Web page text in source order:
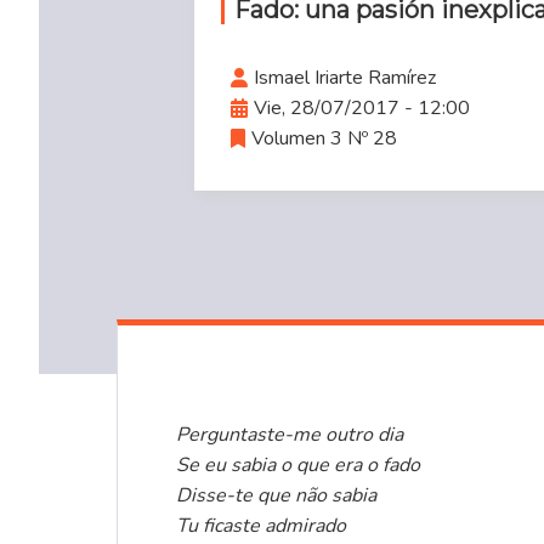
Fado: una pasión
Ismael Iriarte Ramírez
Vie, 28/07/2017 - 12:00
Volumen 3 Nº 28
Perguntaste-me outro dia
Se eu sabia o que era o fado
Disse-te que não sabia
Tu ficaste admirado